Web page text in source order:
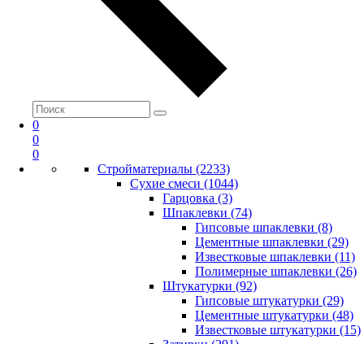
0
0
0
Стройматериалы (2233)
Сухие смеси (1044)
Гарцовка (3)
Шпаклевки (74)
Гипсовые шпаклевки (8)
Цементные шпаклевки (29)
Известковые шпаклевки (11)
Полимерные шпаклевки (26)
Штукатурки (92)
Гипсовые штукатурки (29)
Цементные штукатурки (48)
Известковые штукатурки (15)